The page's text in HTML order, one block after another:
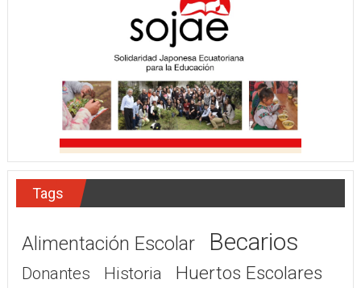
Tags
Alimentación Escolar Becarios
Donantes Historia Huertos Escolares